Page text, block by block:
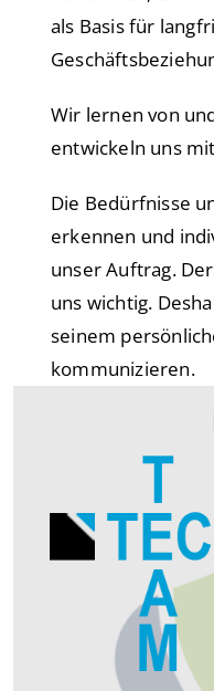
als Basis für
Wir lernen von
entwickeln uns
Die Bedürfnisse
erkennen und
unser Auftrag.
uns wichtig.
seinem
kommunizieren.